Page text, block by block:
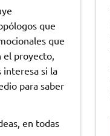
que
que
el proyecto,
interesa si la
para saber
en todas